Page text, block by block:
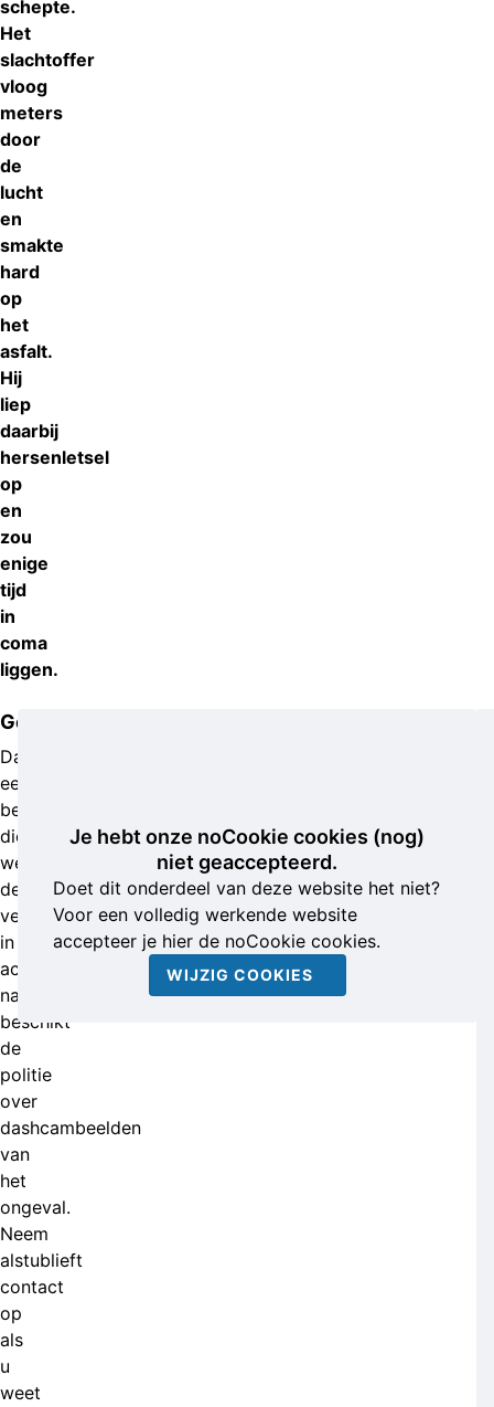
schepte.
Het
slachtoffer
vloog
meters
door
de
lucht
en
smakte
hard
op
het
asfalt.
Hij
liep
daarbij
hersenletsel
op
en
zou
enige
tijd
in
coma
liggen.
Getuigenoproep
Dankzij
een
bestuurder
die
wél
de
verkeersregels
in
acht
nam,
beschikt
de
politie
over
dashcambeelden
van
het
ongeval.
Neem
alstublieft
contact
op
als
u
weet
Je hebt onze noCookie cookies (nog)
niet geaccepteerd.
Doet dit onderdeel van deze website het niet?
Voor een volledig werkende website
accepteer je hier de noCookie cookies.
WIJZIG COOKIES